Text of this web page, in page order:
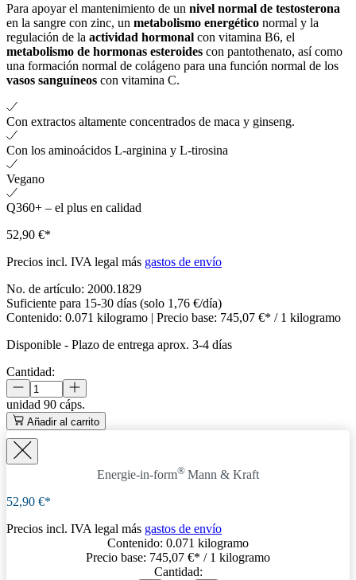
Para apoyar el mantenimiento de un nivel normal de testosterona
en la sangre con zinc, un metabolismo energético normal y la
regulación de la actividad hormonal con vitamina B6, el
metabolismo de hormonas esteroides con pantothenato, así como
una formación normal de colágeno para una función normal de los
vasos sanguíneos con vitamina C.
Con extractos altamente concentrados de maca y ginseng.
Con los aminoácidos L-arginina y L-tirosina
Vegano
Q360+ – el plus en calidad
52,90 €*
Precios incl. IVA legal más gastos de envío
No. de artículo: 2000.1829
Suficiente para 15-30 días (solo 1,76 €/día)
Contenido: 0.071 kilogramo | Precio base: 745,07 €* / 1 kilogramo
Disponible - Plazo de entrega aprox. 3-4 días
Cantidad:
unidad 90 cáps.
Añadir al carrito
Energie-in-form® Mann & Kraft
52,90 €*
Precios incl. IVA legal más gastos de envío
Contenido: 0.071 kilogramo
Precio base: 745,07 €* / 1 kilogramo
Cantidad: